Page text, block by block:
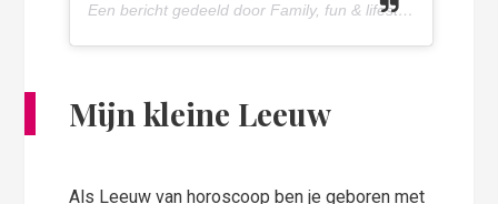
Een bericht gedeeld door Family, fun & lifestyle blog (@olivettepuntnl)
Mijn kleine Leeuw
Als Leeuw van horoscoop ben je geboren met